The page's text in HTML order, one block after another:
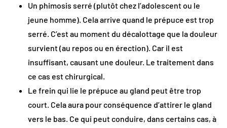
Un phimosis serré (plutôt chez l’adolescent ou le
jeune homme). Cela arrive quand le prépuce est trop
serré. C’est au moment du décalottage que la douleur
survient (au repos ou en érection). Car il est
insuffisant, causant une douleur. Le traitement dans
ce cas est chirurgical.
Le frein qui lie le prépuce au gland peut être trop
court. Cela aura pour conséquence d’attirer le gland
vers le bas. Ce qui peut conduire, dans certains cas, à